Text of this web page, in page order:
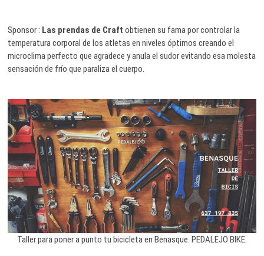
Sponsor : Las prendas de Craft obtienen su fama por controlar la
temperatura corporal de los atletas en niveles óptimos creando el
microclima perfecto que agradece y anula el sudor evitando esa molesta
sensación de frío que paraliza el cuerpo.
Taller para poner a punto tu bicicleta en Benasque. PEDALEJO BIKE.